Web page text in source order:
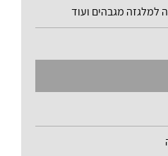
למלגזה מגבהים ועוד